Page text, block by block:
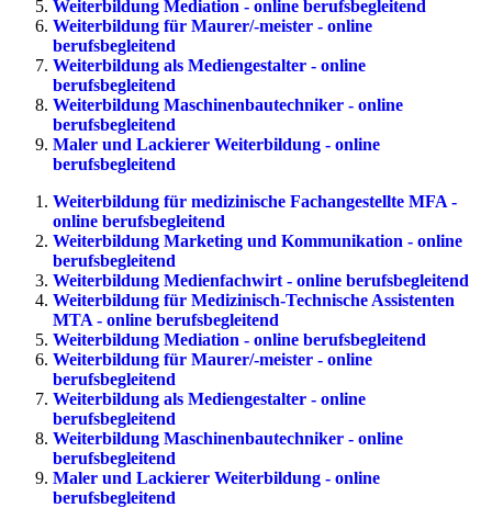
Weiterbildung Mediation - online berufsbegleitend
Weiterbildung für Maurer/-meister - online
berufsbegleitend
Weiterbildung als Mediengestalter - online
berufsbegleitend
Weiterbildung Maschinenbautechniker - online
berufsbegleitend
Maler und Lackierer Weiterbildung - online
berufsbegleitend
Weiterbildung für medizinische Fachangestellte MFA -
online berufsbegleitend
Weiterbildung Marketing und Kommunikation - online
berufsbegleitend
Weiterbildung Medienfachwirt - online berufsbegleitend
Weiterbildung für Medizinisch-Technische Assistenten
MTA - online berufsbegleitend
Weiterbildung Mediation - online berufsbegleitend
Weiterbildung für Maurer/-meister - online
berufsbegleitend
Weiterbildung als Mediengestalter - online
berufsbegleitend
Weiterbildung Maschinenbautechniker - online
berufsbegleitend
Maler und Lackierer Weiterbildung - online
berufsbegleitend